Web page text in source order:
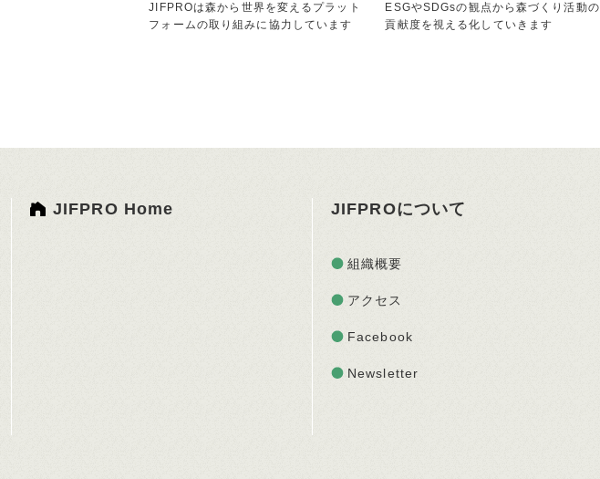
JIFPROは森から世界を変えるプラット
フォームの取り組みに協力しています
ESGやSDGsの観点から森づくり活動の
貢献度を視える化していきます
JIFPRO Home JIFPROについて
組織概要
アクセス
Facebook
Newsletter